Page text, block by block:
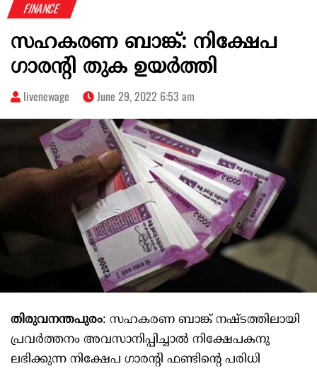
FINANCE
സഹകരണ ബാങ്ക്: നിക്ഷേപ
ഗാരന്റി തുക ഉയർത്തി
livenewage June 29, 2022 6:53 am
തിരുവനന്തപുരം: സഹകരണ ബാങ്ക് നഷ്ടത്തിലായി
പ്രവർത്തനം അവസാനിപ്പിച്ചാൽ നിക്ഷേപകനു
ലഭിക്കുന്ന നിക്ഷേപ ഗാരന്റി ഫണ്ടിന്റെ പരിധി